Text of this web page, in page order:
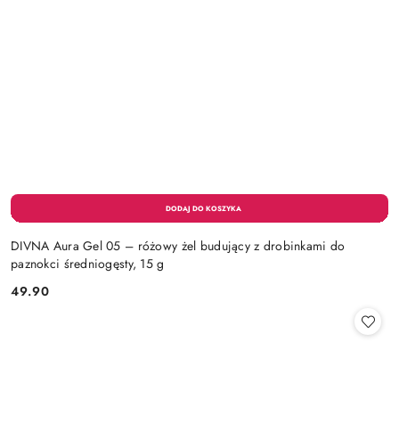
DIVNA Aura Gel 05 – różowy żel budujący z drobinkami do
paznokci średniogęsty, 15 g
Cena:
49.90